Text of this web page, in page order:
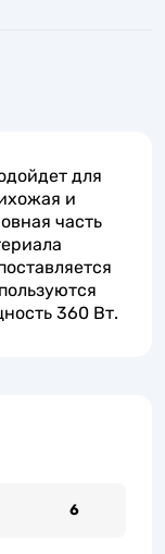
для
и
часть
360 Вт.
6